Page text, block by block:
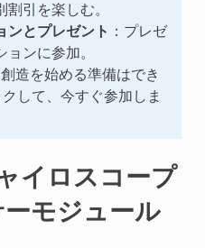
割引を楽しむ。
ンとプレゼント
：プレゼ
ンに参加。
造を始める準備はでき
して、今すぐ参加しま
イロスコープ
モジュール